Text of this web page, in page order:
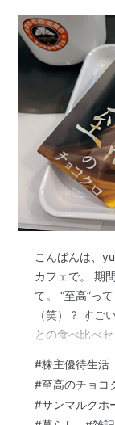
こんばんは、
カフェで。 期
て。 “至高”っ
（笑）？ すご
との食べ比べ
り30円お得だ
しました。 画
見えるくらい
#株主優待生活
#至高のチョコ
#サンマルクホ